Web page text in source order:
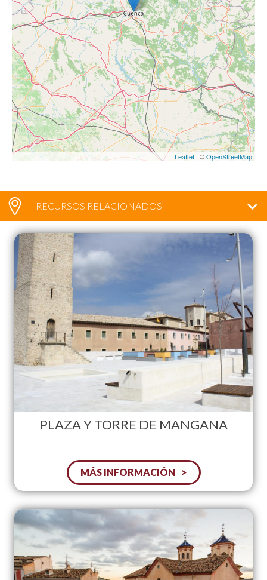
Leaflet | ©OpenStreetMap
RECURSOS RELACIONADOS
PLAZA Y TORRE DE MANGANA
MÁS INFORMACIÓN